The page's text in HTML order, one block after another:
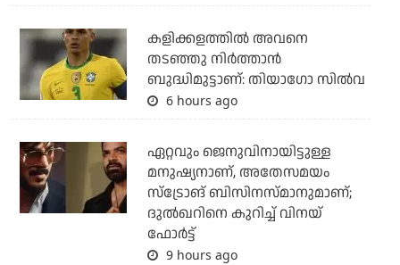
കളിക്കളത്തില്‍ അവനെ
തടഞ്ഞു നിര്‍ത്താന്‍
ബുദ്ധിമുട്ടാണ്: തിയാഗോ സില്‍വ
6 hours ago
ഏറ്റവും ജെനുവിനായിട്ടുള്ള
മനുഷ്യനാണ്, അതേസമയം
സ്‌ട്രോങ് ബിസിനസ്മാനുമാണ്;
ദുല്‍ഖറിനെ കുറിച്ച് വിനയ്
ഫോര്‍ട്ട്
9 hours ago